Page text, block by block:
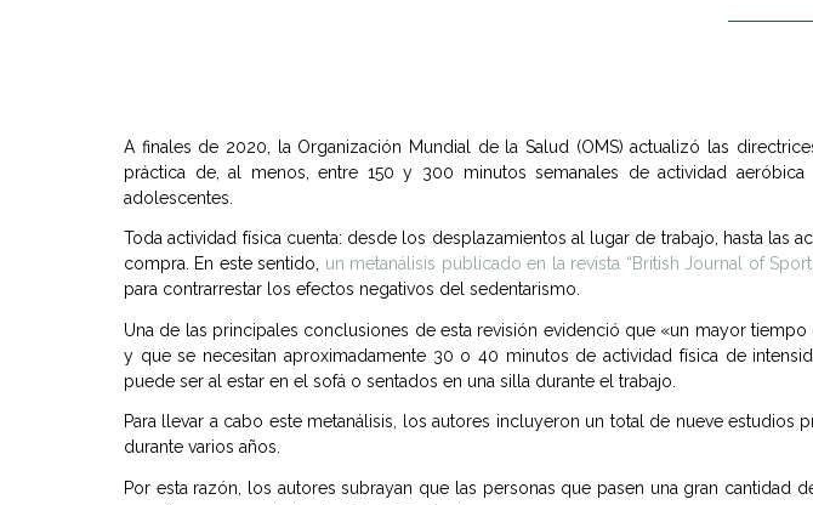
A finales de 2020, la Organización Mundial de la Salud (OMS) actualizó las
práctica de, al menos, entre 150 y 300 minutos semanales de actividad
adolescentes.
Toda actividad física cuenta: desde los desplazamientos al lugar de trabajo, hasta las
compra. En este sentido, un metanálisis publicado en la revista “British Journal of
para contrarrestar los efectos negativos del sedentarismo.
Una de las principales conclusiones de esta revisión evidenció que «un mayor
y que se necesitan aproximadamente 30 o 40 minutos de actividad física de
puede ser al estar en el sofá o sentados en una silla durante el trabajo.
Para llevar a cabo este metanálisis, los autores incluyeron un total de nueve
durante varios años.
Por esta razón, los autores subrayan que las personas que pasen una gran